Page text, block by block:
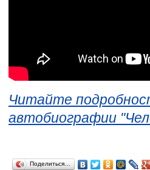
Читайте
автобиографии
Поделиться…